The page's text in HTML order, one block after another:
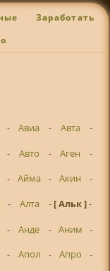
Заработать
- Авиа - Авта
-
- Авто - Аген
-
- Айма - Акин
-
- Алта - [ Альк ]-
- Анде - Аним
-
- Апол - Апро
-